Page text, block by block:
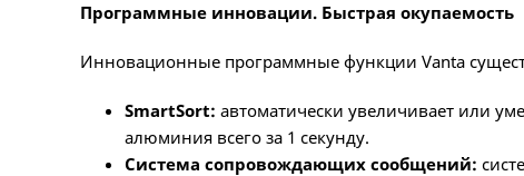
Программные инновации. Быстрая окупаемость
Инновационные программные функции Vanta
SmartSort: автоматически увеличивает или
алюминия всего за 1 секунду.
Система сопровождающих сообщений: